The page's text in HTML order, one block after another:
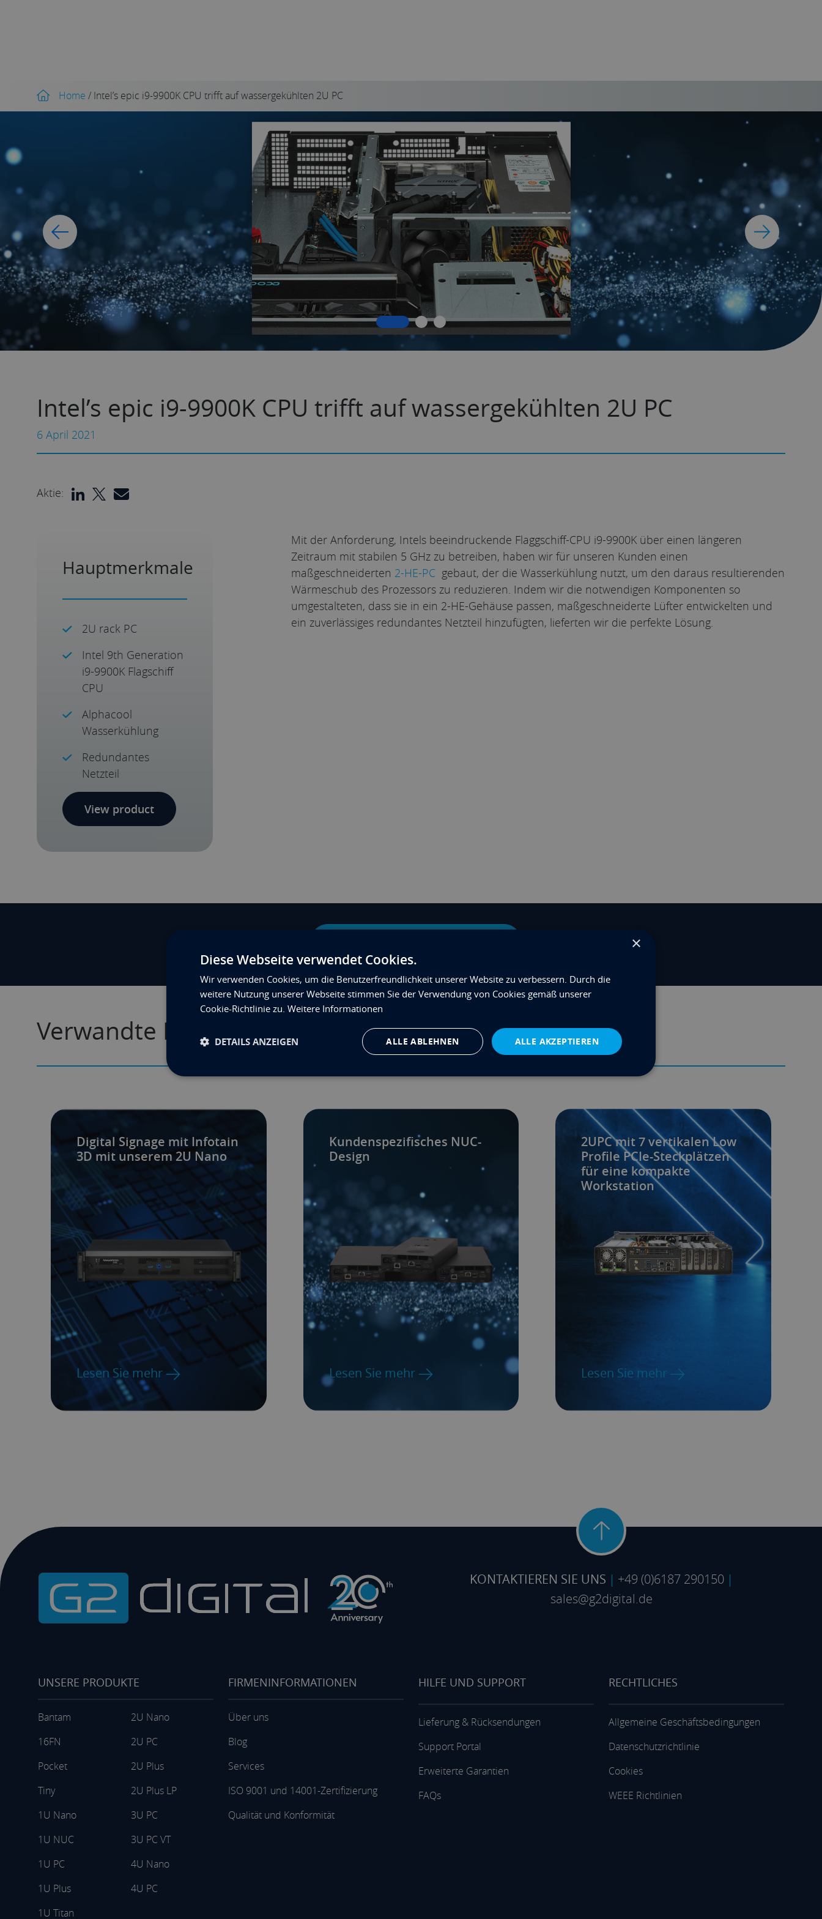
Home / Intel’s epic i9-9900K CPU trifft auf wassergekühlten 2U PC
Intel’s epic i9-9900K CPU trifft auf wassergekühlten 2U PC
6 April 2021
Aktie:
Hauptmerkmale
2U rack PC
Intel 9th Generation
i9-9900K Flagschiff
CPU
Alphacool
Wasserkühlung
Redundantes
Netzteil
View product
Mit der Anforderung, Intels beeindruckende Flaggschiff-CPU i9-9900K über einen längeren
Zeitraum mit stabilen 5 GHz zu betreiben, haben wir für unseren Kunden einen
maßgeschneiderten 2-HE-PC gebaut, der die Wasserkühlung nutzt, um den daraus resultierenden
Wärmeschub des Prozessors zu reduzieren. Indem wir die notwendigen Komponenten so
umgestalteten, dass sie in ein 2-HE-Gehäuse passen, maßgeschneiderte Lüfter entwickelten und
ein zuverlässiges redundantes Netzteil hinzufügten, lieferten wir die perfekte Lösung.
Verwandte Innovationen
Digital Signage mit Infotain
3D mit unserem 2U Nano
Lesen Sie mehr
Kundenspezifisches NUC-
Design
Lesen Sie mehr
2UPC mit 7 vertikalen Low
Profile PCIe-Steckplätzen
für eine kompakte
Workstation
Lesen Sie mehr
KONTAKTIEREN SIE UNS | +49 (0)6187 290150 |
sales@g2digital.de
UNSERE PRODUKTE
Bantam
16FN
Pocket
Tiny
1U Nano
1U NUC
1U PC
1U Plus
1U Titan
2U Nano
2U PC
2U Plus
2U Plus LP
3U PC
3U PC VT
4U Nano
4U PC
FIRMENINFORMATIONEN
Über uns
Blog
Services
ISO 9001 und 14001-Zertifizierung
Qualität und Konformität
HILFE UND SUPPORT
Lieferung & Rücksendungen
Support Portal
Erweiterte Garantien
FAQs
RECHTLICHES
Allgemeine Geschäftsbedingungen
Datenschutzrichtlinie
Cookies
WEEE Richtlinien
×
Diese Webseite verwendet Cookies.
Wir verwenden Cookies, um die Benutzerfreundlichkeit unserer Website zu verbessern. Durch die
weitere Nutzung unserer Webseite stimmen Sie der Verwendung von Cookies gemäß unserer
Cookie-Richtlinie zu. Weitere Informationen
ALLE AKZEPTIEREN
ALLE ABLEHNEN
DETAILS ANZEIGEN